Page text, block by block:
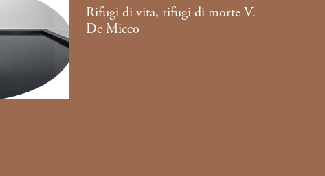
Rifugi di vita, rifugi di morte V.
De Micco